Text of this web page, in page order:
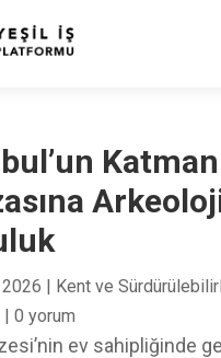
| Kent ve
| 0 yorum
ev sahipliğinde